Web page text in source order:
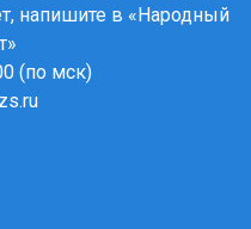
напишите в «Народный
(по мск)